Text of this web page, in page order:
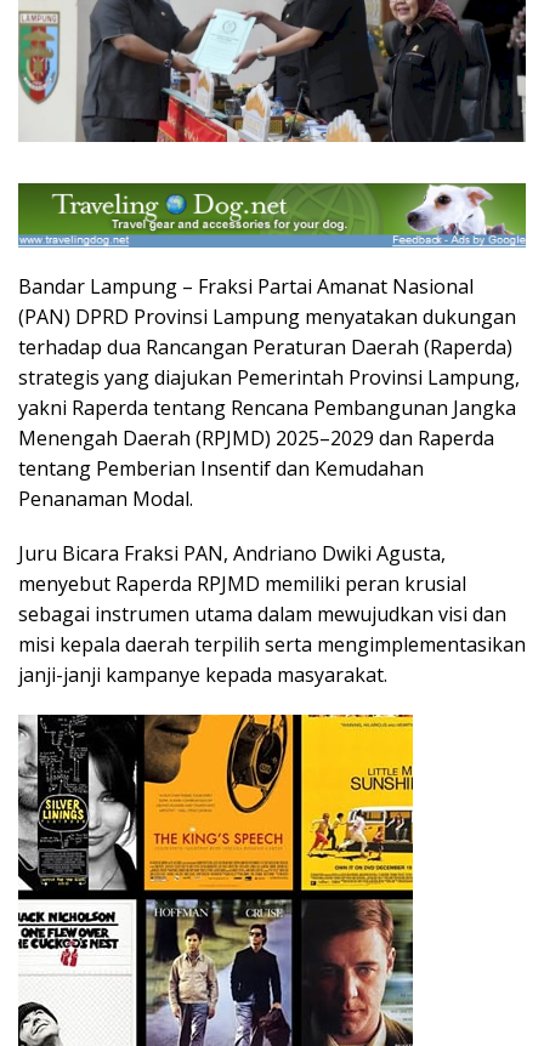
Bandar Lampung – Fraksi Partai Amanat Nasional
(PAN) DPRD Provinsi Lampung menyatakan dukungan
terhadap dua Rancangan Peraturan Daerah (Raperda)
strategis yang diajukan Pemerintah Provinsi Lampung,
yakni Raperda tentang Rencana Pembangunan Jangka
Menengah Daerah (RPJMD) 2025–2029 dan Raperda
tentang Pemberian Insentif dan Kemudahan
Penanaman Modal.
Juru Bicara Fraksi PAN, Andriano Dwiki Agusta,
menyebut Raperda RPJMD memiliki peran krusial
sebagai instrumen utama dalam mewujudkan visi dan
misi kepala daerah terpilih serta mengimplementasikan
janji-janji kampanye kepada masyarakat.